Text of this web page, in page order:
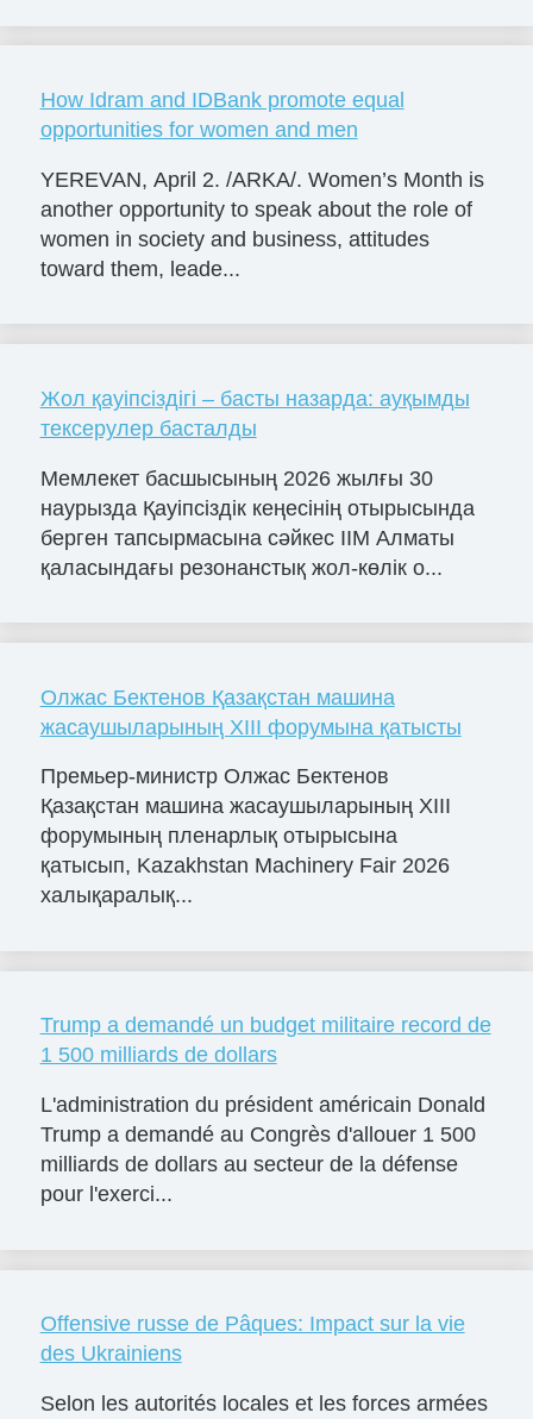
How Idram and IDBank promote equal
opportunities for women and men
YEREVAN, April 2. /ARKA/. Women’s Month is
another opportunity to speak about the role of
women in society and business, attitudes
toward them, leade...
Жол қауіпсіздігі – басты назарда: ауқымды
тексерулер басталды
Мемлекет басшысының 2026 жылғы 30
наурызда Қауіпсіздік кеңесінің отырысында
берген тапсырмасына сәйкес ІІМ Алматы
қаласындағы резонанстық жол-көлік о...
Олжас Бектенов Қазақстан машина
жасаушыларының XIII форумына қатысты
Премьер-министр Олжас Бектенов
Қазақстан машина жасаушыларының XIII
форумының пленарлық отырысына
қатысып, Kazakhstan Machinery Fair 2026
халықаралық...
Trump a demandé un budget militaire record de
1 500 milliards de dollars
L'administration du président américain Donald
Trump a demandé au Congrès d'allouer 1 500
milliards de dollars au secteur de la défense
pour l'exerci...
Offensive russe de Pâques: Impact sur la vie
des Ukrainiens
Selon les autorités locales et les forces armées